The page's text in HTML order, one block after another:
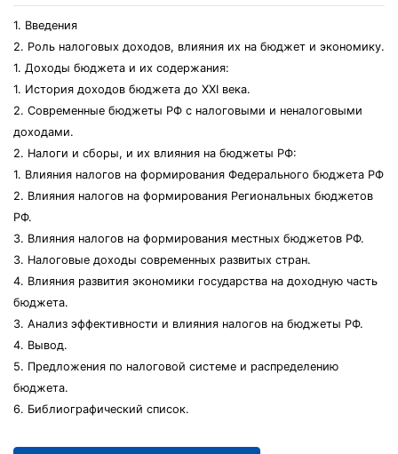
1. Введения
2. Роль налоговых доходов, влияния их на бюджет и экономику.
1. Доходы бюджета и их содержания:
1. История доходов бюджета до XXI века.
2. Современные бюджеты РФ с налоговыми и неналоговыми
доходами.
2. Налоги и сборы, и их влияния на бюджеты РФ:
1. Влияния налогов на формирования Федерального бюджета РФ
2. Влияния налогов на формирования Региональных бюджетов
РФ.
3. Влияния налогов на формирования местных бюджетов РФ.
3. Налоговые доходы современных развитых стран.
4. Влияния развития экономики государства на доходную часть
бюджета.
3. Анализ эффективности и влияния налогов на бюджеты РФ.
4. Вывод.
5. Предложения по налоговой системе и распределению
бюджета.
6. Библиографический список.